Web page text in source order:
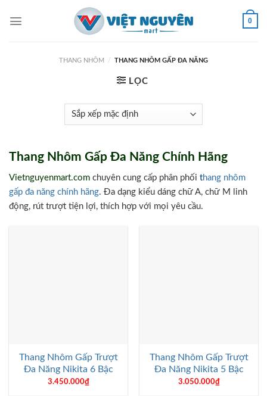
0
THANG NHÔM / THANG NHÔM GẤP ĐA NĂNG
LỌC
Thang Nhôm Gấp Đa Năng Chính Hãng
Vietnguyenmart.com chuyên cung cấp phân phối thang nhôm
gấp đa năng chính hãng. Đa dạng kiểu dáng chữ A, chữ M linh
động, rút trượt tiện lợi, thích hợp với mọi yêu cầu.
Thang Nhôm Gấp Trượt
Đa Năng Nikita 6 Bậc
3.450.000₫
Thang Nhôm Gấp Trượt
Đa Năng Nikita 5 Bậc
3.050.000₫